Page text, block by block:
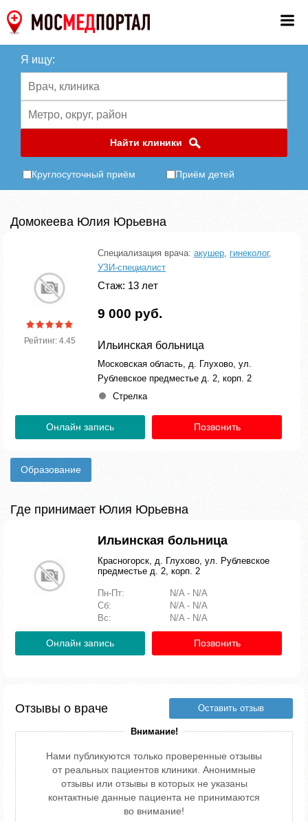
Я ищу:
Найти клиники
Круглосуточный приём Приём детей
Домокеева Юлия Юрьевна
Рейтинг: 4.45
Специализация врача: акушер, гинеколог,
УЗИ-специалист
Стаж: 13 лет
9 000 руб.
Ильинская больница
Московская область, д. Глухово, ул.
Рублевское предместье д. 2, корп. 2
Стрелка
Онлайн запись Позвонить
Образование
Где принимает Юлия Юрьевна
Ильинская больница
Красногорск, д. Глухово, ул. Рублевское
предместье д. 2, корп. 2
Пн-Пт:
N/A - N/A
Сб:
N/A - N/A
Вс:
N/A - N/A
Онлайн запись Позвонить
Отзывы о враче Оставить отзыв
Внимание!
Нами публикуются только проверенные отзывы
от реальных пациентов клиники. Анонимные
отзывы или отзывы в которых не указаны
контактные данные пациента не принимаются
во внимание!